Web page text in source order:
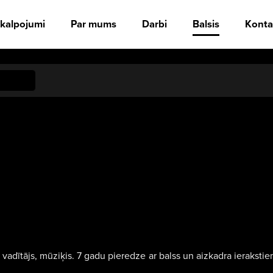
Par mums Darbi Balsis
mūziķis. 7 gadu pieredze ar balss un aizkadra